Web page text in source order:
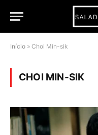
Início » Choi Min-sik
CHOI MIN-SIK